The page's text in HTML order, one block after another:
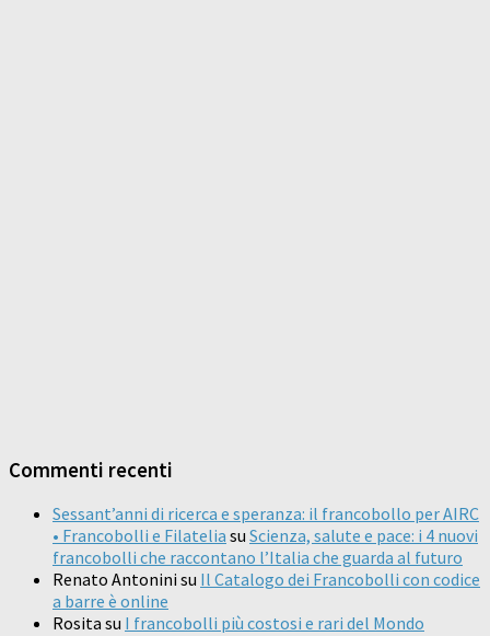
Commenti recenti
Sessant’anni di ricerca e speranza: il francobollo per AIRC
• Francobolli e Filatelia su Scienza, salute e pace: i 4 nuovi
francobolli che raccontano l’Italia che guarda al futuro
Renato Antonini su Il Catalogo dei Francobolli con codice
a barre è online
Rosita su I francobolli più costosi e rari del Mondo